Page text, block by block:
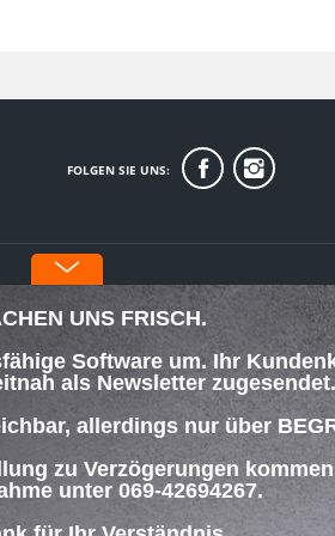
FOLGEN SIE UNS:
UNS FRISCH.
Software um. Ihr
als Newsletter zugesendet.
allerdings nur über
zu Verzögerungen
unter 069-42694267.
für Ihr Verständnis.
INFORMATIONEN
Über uns
Datenschutz
Impressum